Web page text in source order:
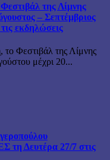
της Λίμνης
– Σεπτέμβριος
εκδηλώσεις
το Φεστιβάλ της Λίμνης
μέχρι 20...
Δευτέρα 27/7 στις